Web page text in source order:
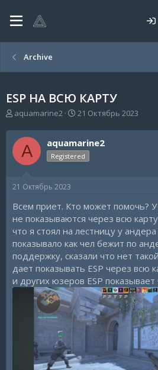
Archive
ESP НА ВСЮ КАРТУ
А
т
о
р
т
м
aquamarine2
Д
т
а
н
а
21 Октябрь 2023
A aquamarine2
Registered
21 Октябрь 2023
Всем приет. Кто может помочь?
не показываются через всю
что я стоял на лестницу у
показывало как чел бежит по
поддержку, сказали что нет
дает показывать ESP через всю
и других юзеров ESP показывает